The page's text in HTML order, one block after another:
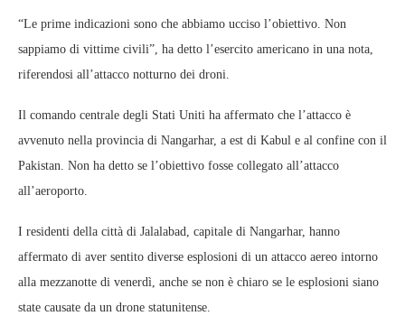
“Le prime indicazioni sono che abbiamo ucciso l’obiettivo. Non
sappiamo di vittime civili”, ha detto l’esercito americano in una nota,
riferendosi all’attacco notturno dei droni.
Il comando centrale degli Stati Uniti ha affermato che l’attacco è
avvenuto nella provincia di Nangarhar, a est di Kabul e al confine con il
Pakistan. Non ha detto se l’obiettivo fosse collegato all’attacco
all’aeroporto.
I residenti della città di Jalalabad, capitale di Nangarhar, hanno
affermato di aver sentito diverse esplosioni di un attacco aereo intorno
alla mezzanotte di venerdì, anche se non è chiaro se le esplosioni siano
state causate da un drone statunitense.